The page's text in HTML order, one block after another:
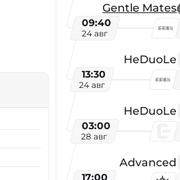
Gentle Mates
09:40
24 авг
HeDuoLe
13:30
24 авг
HeDuoLe
03:00
28 авг
Advanced
17:00